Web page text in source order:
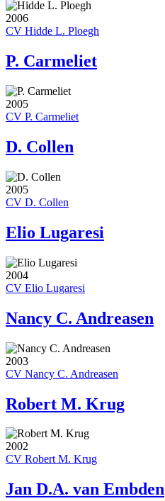
2006
CV Hidde L. Ploegh
P. Carmeliet
2005
CV P. Carmeliet
D. Collen
2005
CV D. Collen
Elio Lugaresi
2004
CV Elio Lugaresi
Nancy C. Andreasen
2003
CV Nancy C. Andreasen
Robert M. Krug
2002
CV Robert M. Krug
Jan D.A. van Embden